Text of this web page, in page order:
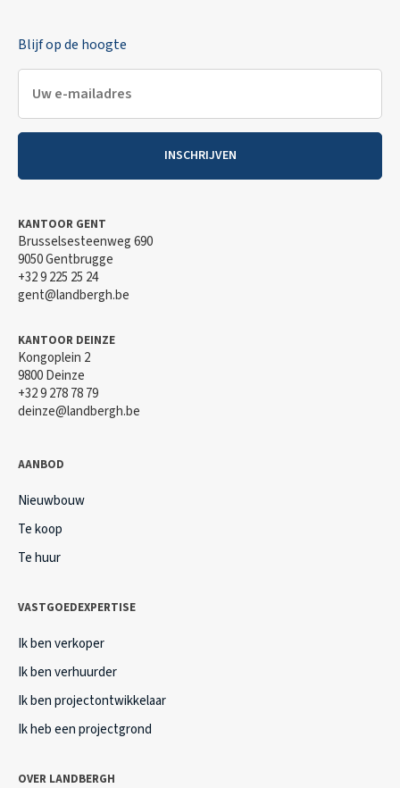
Blijf op de hoogte
INSCHRIJVEN
KANTOOR GENT
Brusselsesteenweg 690
9050 Gentbrugge
+32 9 225 25 24
gent@landbergh.be
KANTOOR DEINZE
Kongoplein 2
9800 Deinze
+32 9 278 78 79
deinze@landbergh.be
AANBOD
Nieuwbouw
Te koop
Te huur
VASTGOEDEXPERTISE
Ik ben verkoper
Ik ben verhuurder
Ik ben projectontwikkelaar
Ik heb een projectgrond
OVER LANDBERGH